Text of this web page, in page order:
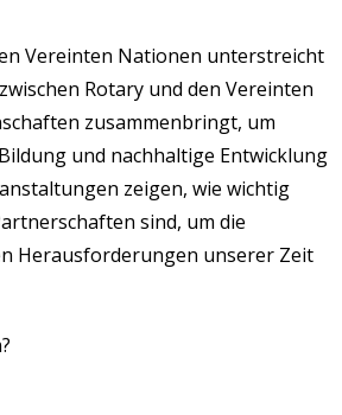
Vereinten Nationen unterstreicht
Rotary und den Vereinten
zusammenbringt, um
und nachhaltige Entwicklung
zeigen, wie wichtig
sind, um die
Herausforderungen unserer Zeit